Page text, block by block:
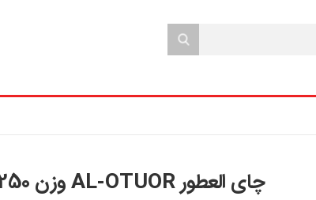
چای العطور AL-OTUOR وزن 250 گرم با عطر ارل گری کلکته